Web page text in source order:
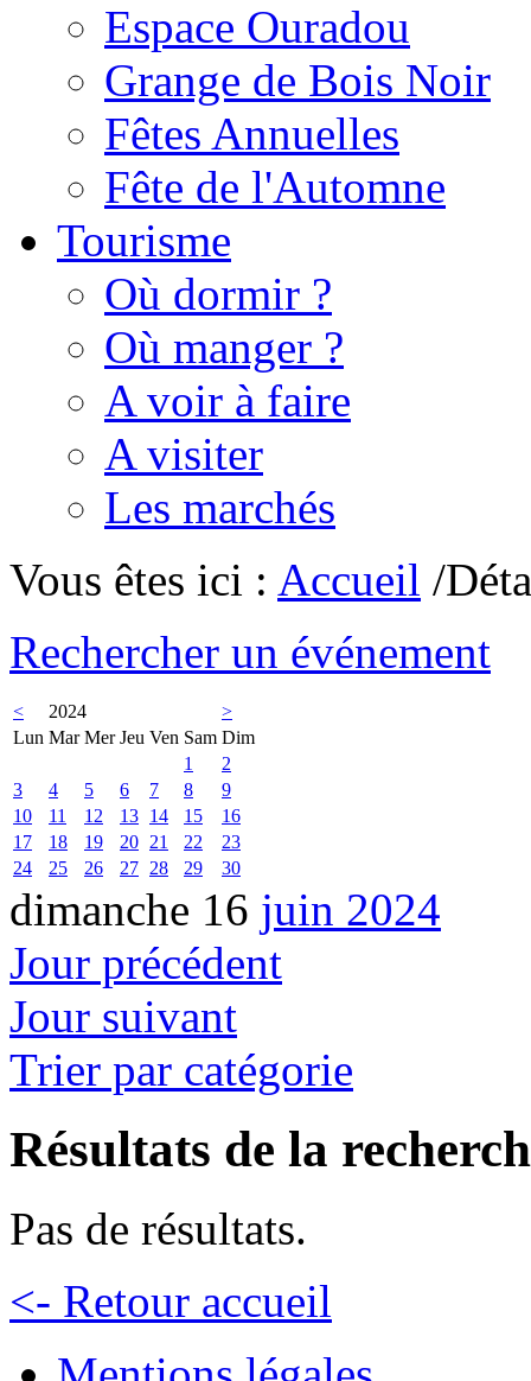
Espace Ouradou
Grange de Bois Noir
Fêtes Annuelles
Fête de l'Automne
Tourisme
Où dormir ?
Où manger ?
A voir à faire
A visiter
Les marchés
Vous êtes ici : Accueil /
Rechercher un événement
< 2024
>
Lun Mar Mer Jeu Ven Sam Dim
1
2
3
4 5 6 7 8
9
10
11 12 13 14 15
16
17
18 19 20 21 22
23
24
25 26 27 28 29 30
dimanche 16 juin 2024
Jour précédent
Jour suivant
Trier par catégorie
Résultats de la
Pas de résultats.
<- Retour accueil